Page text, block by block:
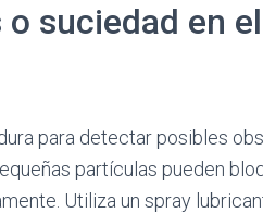
suciedad en el
para detectar posibles
partículas pueden
Utiliza un spray